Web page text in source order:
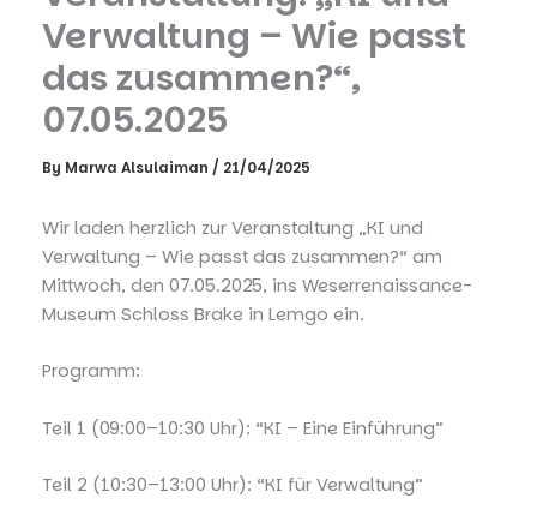
Verwaltung – Wie passt
das zusammen?“,
07.05.2025
By Marwa Alsulaiman / 21/04/2025
Wir laden herzlich zur Veranstaltung „KI und
Verwaltung – Wie passt das zusammen?“ am
Mittwoch, den 07.05.2025, ins Weserrenaissance-
Museum Schloss Brake in Lemgo ein.
Programm:
Teil 1 (09:00–10:30 Uhr): “KI – Eine Einführung”
Teil 2 (10:30–13:00 Uhr): “KI für Verwaltung”